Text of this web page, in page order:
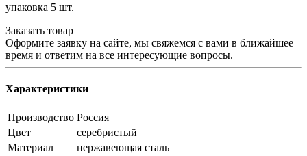
упаковка 5 шт.
Заказать товар
Оформите заявку на сайте, мы свяжемся с вами в ближайшее
время и ответим на все интересующие вопросы.
Характеристики
Производство Россия
Цвет
серебристый
Материал
нержавеющая сталь